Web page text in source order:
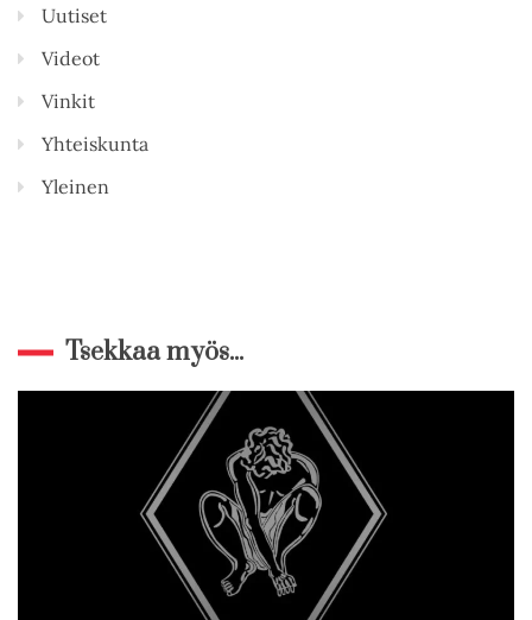
Uutiset
Videot
Vinkit
Yhteiskunta
Yleinen
Tsekkaa myös...